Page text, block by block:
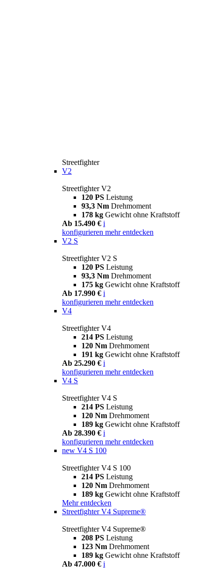
Streetfighter
V2
Streetfighter V2
120 PS Leistung
93,3 Nm Drehmoment
178 kg Gewicht ohne Kraftstoff
Ab 15.490 € i
konfigurieren mehr entdecken
V2 S
Streetfighter V2 S
120 PS Leistung
93,3 Nm Drehmoment
175 kg Gewicht ohne Kraftstoff
Ab 17.990 € i
konfigurieren mehr entdecken
V4
Streetfighter V4
214 PS Leistung
120 Nm Drehmoment
191 kg Gewicht ohne Kraftstoff
Ab 25.290 € i
konfigurieren mehr entdecken
V4 S
Streetfighter V4 S
214 PS Leistung
120 Nm Drehmoment
189 kg Gewicht ohne Kraftstoff
Ab 28.390 € i
konfigurieren mehr entdecken
new V4 S 100
Streetfighter V4 S 100
214 PS Leistung
120 Nm Drehmoment
189 kg Gewicht ohne Kraftstoff
Mehr entdecken
Streetfighter V4 Supreme®
Streetfighter V4 Supreme®
208 PS Leistung
123 Nm Drehmoment
189 kg Gewicht ohne Kraftstoff
Ab 47.000 € i